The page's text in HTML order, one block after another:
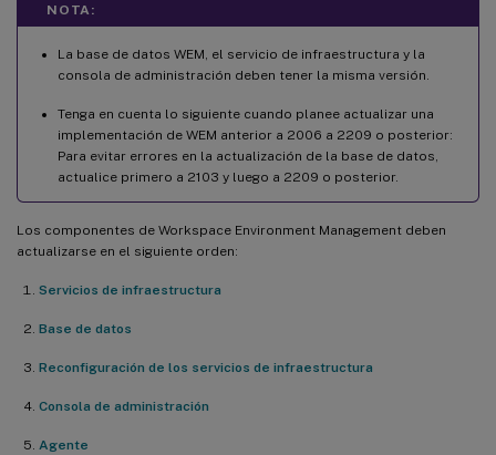
NOTA:
La base de datos WEM, el servicio de infraestructura y la
consola de administración deben tener la misma versión.
Tenga en cuenta lo siguiente cuando planee actualizar una
implementación de WEM anterior a 2006 a 2209 o posterior:
Para evitar errores en la actualización de la base de datos,
actualice primero a 2103 y luego a 2209 o posterior.
Los componentes de Workspace Environment Management deben
actualizarse en el siguiente orden:
Servicios de infraestructura
Base de datos
Reconfiguración de los servicios de infraestructura
Consola de administración
Agente